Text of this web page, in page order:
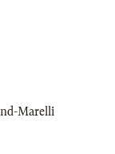
Marelli